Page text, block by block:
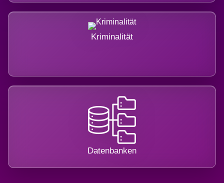
Kriminalität
Datenbanken